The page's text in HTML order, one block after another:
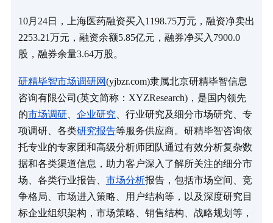
10月24日，上海医药融资买入1198.75万元，融资净卖出
2253.21万元，融资余额5.85亿元，融券净买入7900.0
股，融券余量3.64万股。
研精毕智市场调研网(yjbzr.com)隶属北京研精毕智信息
咨询有限公司(英文简称：XYZResearch)，是国内领先
的市场调研、 企业研究 、行业研究及细分市场研究、专
项调研、各类研究报告等服务供应商。研精毕智咨询依
托专业的专家团和高级分析师团队通过有效分析复杂数
据和各类渠道信息，助力客户深入了解所关注的细分市
场、各类行业报告、 市场分析报告，包括市场空间、竞
争格局、市场进入策略、用户结构等，以及深度研究目
标企业组织架构，市场策略、销售结构、战略规划等，